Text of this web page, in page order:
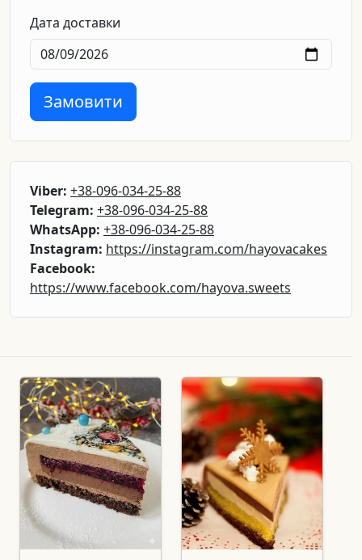
Дата доставки
Замовити
Viber: +38-096-034-25-88
Telegram: +38-096-034-25-88
WhatsApp: +38-096-034-25-88
Instagram: https://instagram.com/hayovacakes
Facebook:
https://www.facebook.com/hayova.sweets